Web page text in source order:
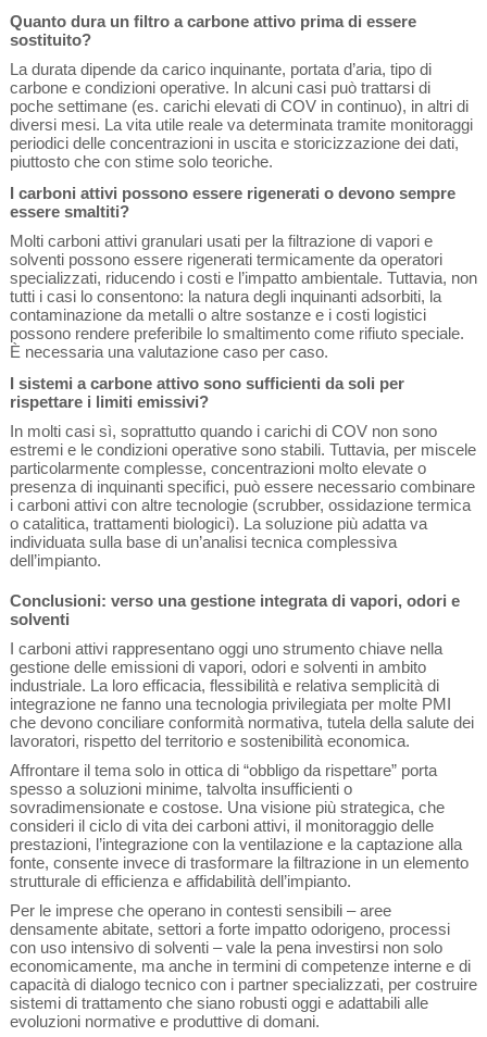
Quanto dura un filtro a carbone attivo prima di essere
sostituito?
La durata dipende da carico inquinante, portata d’aria, tipo di
carbone e condizioni operative. In alcuni casi può trattarsi di
poche settimane (es. carichi elevati di COV in continuo), in altri di
diversi mesi. La vita utile reale va determinata tramite monitoraggi
periodici delle concentrazioni in uscita e storicizzazione dei dati,
piuttosto che con stime solo teoriche.
I carboni attivi possono essere rigenerati o devono sempre
essere smaltiti?
Molti carboni attivi granulari usati per la filtrazione di vapori e
solventi possono essere rigenerati termicamente da operatori
specializzati, riducendo i costi e l’impatto ambientale. Tuttavia, non
tutti i casi lo consentono: la natura degli inquinanti adsorbiti, la
contaminazione da metalli o altre sostanze e i costi logistici
possono rendere preferibile lo smaltimento come rifiuto speciale.
È necessaria una valutazione caso per caso.
I sistemi a carbone attivo sono sufficienti da soli per
rispettare i limiti emissivi?
In molti casi sì, soprattutto quando i carichi di COV non sono
estremi e le condizioni operative sono stabili. Tuttavia, per miscele
particolarmente complesse, concentrazioni molto elevate o
presenza di inquinanti specifici, può essere necessario combinare
i carboni attivi con altre tecnologie (scrubber, ossidazione termica
o catalitica, trattamenti biologici). La soluzione più adatta va
individuata sulla base di un’analisi tecnica complessiva
dell’impianto.
Conclusioni: verso una gestione integrata di vapori, odori e
solventi
I carboni attivi rappresentano oggi uno strumento chiave nella
gestione delle emissioni di vapori, odori e solventi in ambito
industriale. La loro efficacia, flessibilità e relativa semplicità di
integrazione ne fanno una tecnologia privilegiata per molte PMI
che devono conciliare conformità normativa, tutela della salute dei
lavoratori, rispetto del territorio e sostenibilità economica.
Affrontare il tema solo in ottica di “obbligo da rispettare” porta
spesso a soluzioni minime, talvolta insufficienti o
sovradimensionate e costose. Una visione più strategica, che
consideri il ciclo di vita dei carboni attivi, il monitoraggio delle
prestazioni, l’integrazione con la ventilazione e la captazione alla
fonte, consente invece di trasformare la filtrazione in un elemento
strutturale di efficienza e affidabilità dell’impianto.
Per le imprese che operano in contesti sensibili – aree
densamente abitate, settori a forte impatto odorigeno, processi
con uso intensivo di solventi – vale la pena investirsi non solo
economicamente, ma anche in termini di competenze interne e di
capacità di dialogo tecnico con i partner specializzati, per costruire
sistemi di trattamento che siano robusti oggi e adattabili alle
evoluzioni normative e produttive di domani.